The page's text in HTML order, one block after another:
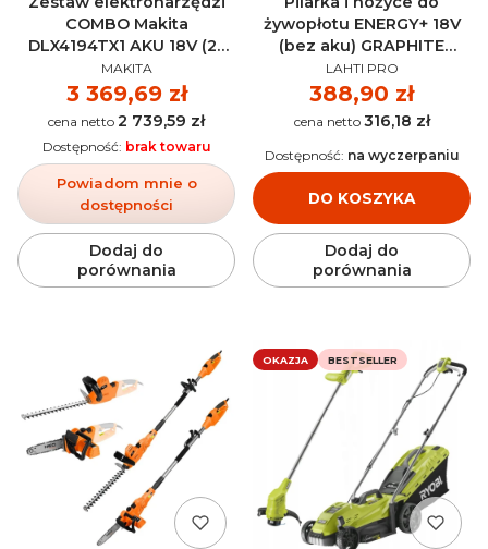
COMBO Makita
DLX4194TX1 AKU 18V (2x
5.0Ah)
PRODUCENT
MAKITA
Cena
3 369,69 zł
Cena 2 739,59 zł
Powiadom mnie o
dostępności
Dostępność: brak towaru
Dodaj do
porównania
żywopłotu ENERGY+ 18V
(bez aku) GRAPHITE
58G098
PRODUCENT
LAHTI PRO
Cena
388,90 zł
Cena 316,18 zł
DO KOSZYKA
Dostępność: na wyczerpaniu
Dodaj do
porównania
OKAZJA BESTSELLER